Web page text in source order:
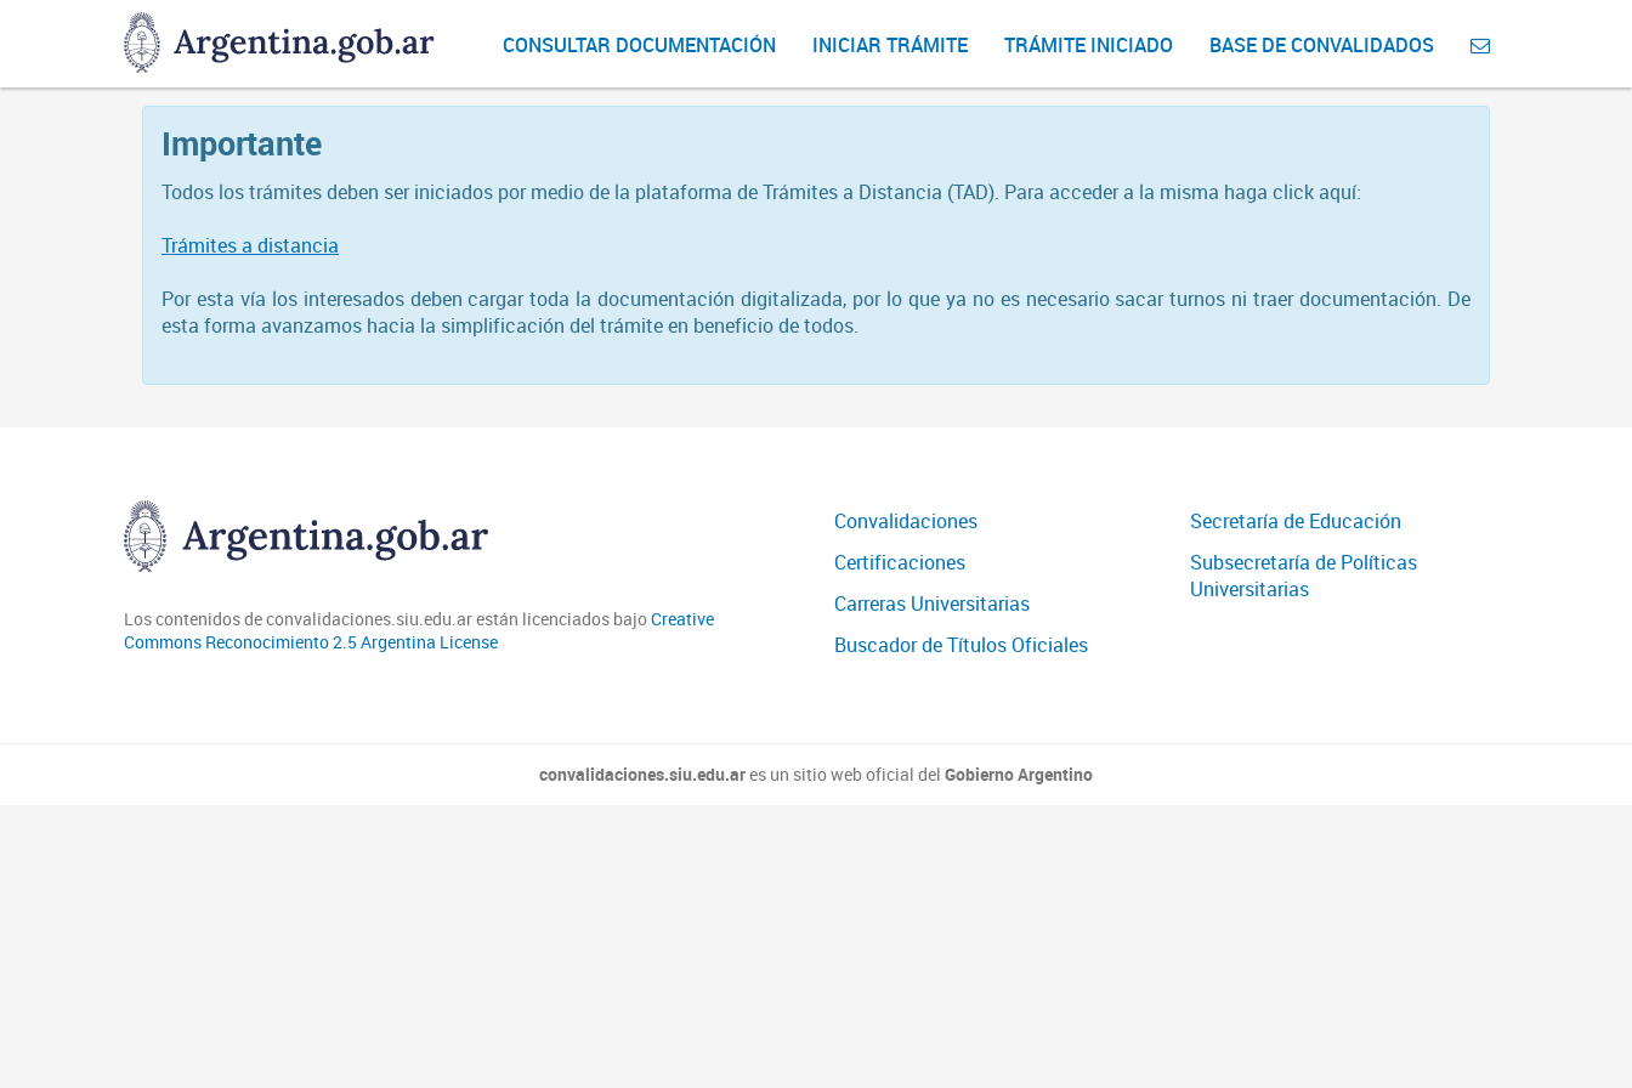
DNGU
Dirección
Nacional
de
Gestión
Universitaria
CONSULTAR DOCUMENTACIÓN INICIAR TRÁMITE TRÁMITE INICIADO BASE DE CONVALIDADOS
Importante
Todos los trámites deben ser iniciados por medio de la plataforma de Trámites a Distancia (TAD). Para acceder a la misma haga click aquí:
Trámites a distancia
Por esta vía los interesados deben cargar toda la documentación digitalizada, por lo que ya no es necesario sacar turnos ni traer documentación. De
esta forma avanzamos hacia la simplificación del trámite en beneficio de todos.
Los contenidos de convalidaciones.siu.edu.ar están licenciados bajoCreative
Commons Reconocimiento 2.5 Argentina License
Convalidaciones
Certificaciones
Carreras Universitarias
Buscador de Títulos Oficiales
Secretaría de Educación
Subsecretaría de Políticas
Universitarias
convalidaciones.siu.edu.ares un sitio web oficial del Gobierno Argentino